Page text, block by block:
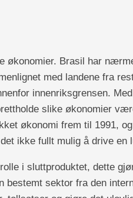
økonomier. Brasil har
med landene fra
innenriksgrensen.
slike økonomier
økonomi frem til 1991,
ikke fullt mulig å drive en
i sluttproduktet, dette
bestemt sektor fra den